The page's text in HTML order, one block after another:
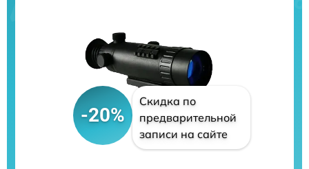
-20%
Скидка по
предварительной
записи на сайте